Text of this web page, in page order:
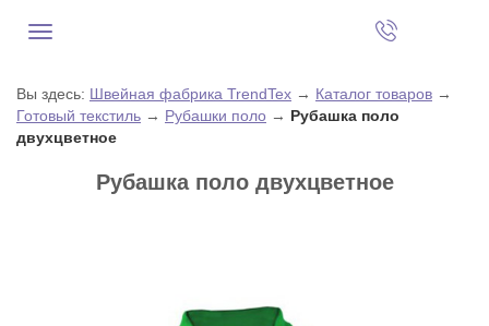
Вы здесь: Швейная фабрика TrendTex → Каталог товаров →
Готовый текстиль → Рубашки поло → Рубашка поло
двухцветное
Рубашка поло двухцветное